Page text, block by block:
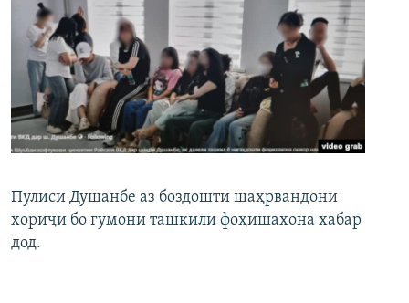
Пулиси Душанбе аз боздошти шаҳрвандони
хориҷӣ бо гумони ташкили фоҳишахона хабар
дод.